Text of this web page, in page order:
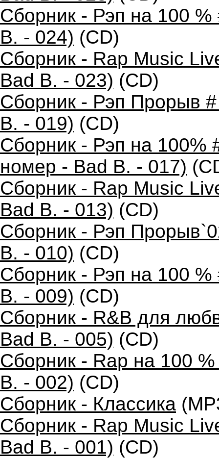
Сборник - Рэп на 100
B. - 024) (CD)
Сборник - Rap Music
Bad B. - 023) (CD)
Сборник - Рэп Прорыв
B. - 019) (CD)
Сборник - Рэп на 100%
номер - Bad B. - 017)
Сборник - Rap Music
Bad B. - 013) (CD)
Сборник - Рэп
B. - 010) (CD)
Сборник - Рэп на 100
B. - 009) (CD)
Сборник - R&B для
Bad B. - 005) (CD)
Сборник - Rap на 100
B. - 002) (CD)
Сборник - Классика
Сборник - Rap Music
Bad B. - 001) (CD)